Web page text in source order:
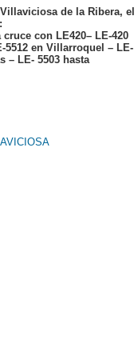
de la Ribera, el
con LE420– LE-420
5512 en Villarroquel – LE-
– LE- 5503 hasta